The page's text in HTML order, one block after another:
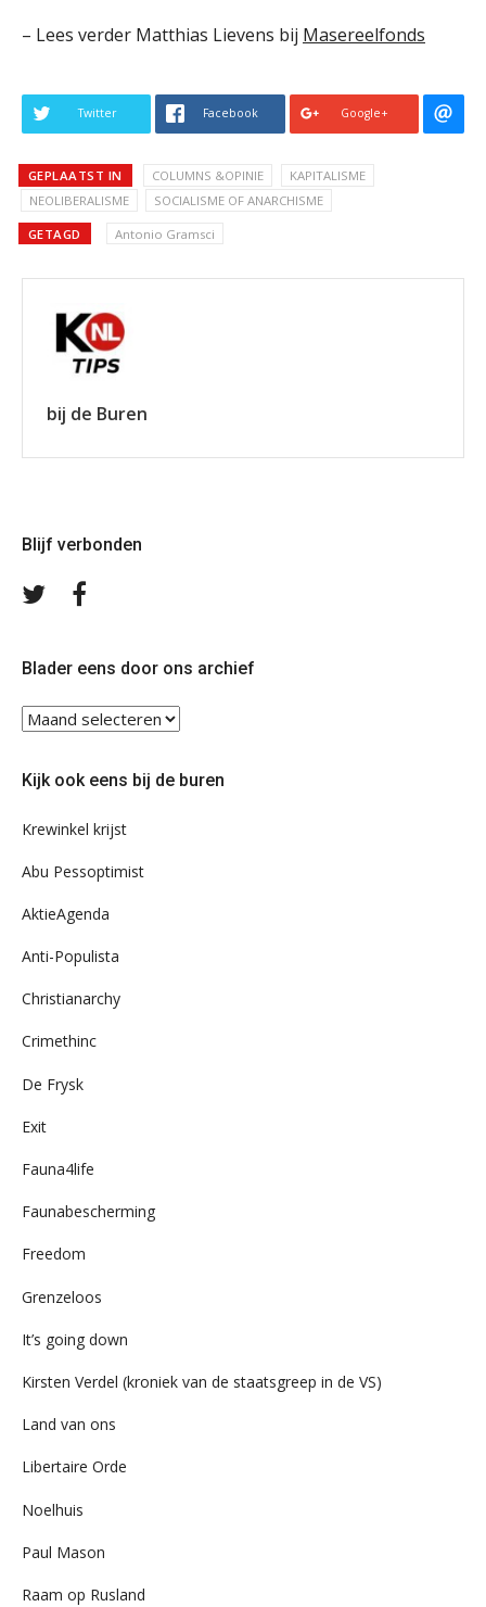
– Lees verder Matthias Lievens bij Masereelfonds
Twitter Facebook Google+
GEPLAATST IN COLUMNS &OPINIE
KAPITALISME
NEOLIBERALISME
SOCIALISME OF ANARCHISME
GETAGD Antonio Gramsci
bij de Buren
Blijf verbonden
Volg
Blader eens door ons archief
Blader
eens
ons
Kijk ook eens bij de buren
Krewinkel krijst
Abu Pessoptimist
AktieAgenda
Anti-Populista
Christianarchy
Crimethinc
De Frysk
Exit
Fauna4life
Faunabescherming
Freedom
Grenzeloos
It’s going down
Kirsten Verdel (kroniek van de staatsgreep in de VS)
Land van ons
Libertaire Orde
Noelhuis
Paul Mason
Raam op Rusland